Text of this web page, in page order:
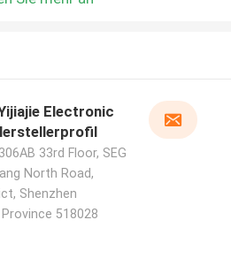
Electronic
33rd Floor, SEG
North Road,
Shenzhen
518028